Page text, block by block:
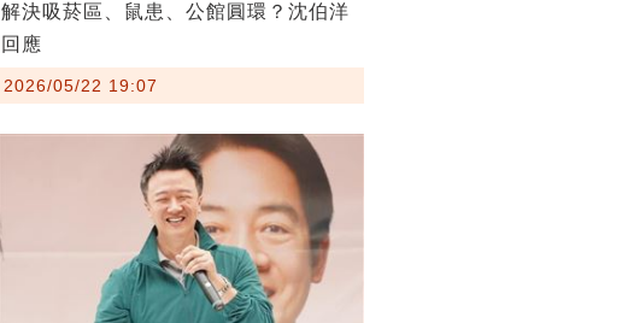
解決吸菸區、鼠患、公館圓環？沈伯洋
回應
2026/05/22 19:07